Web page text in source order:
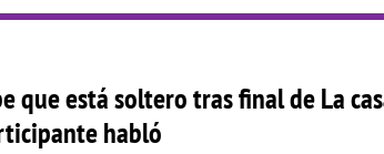
que está soltero tras final de La
habló